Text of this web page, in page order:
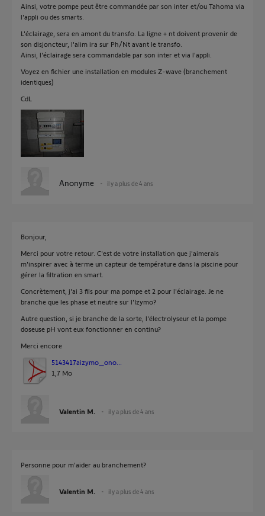
Ainsi, votre pompe peut être commandée par son inter et/ou Tahoma via
l'appli ou des smarts.
L'éclairage, sera en amont du transfo. La ligne + nt doivent provenir de
son disjoncteur, l'alim ira sur Ph/Nt avant le transfo.
Ainsi, l'éclairage sera commandable par son inter et via l'appli.
Voyez en fichier une installation en modules Z-wave (branchement
identiques)
CdL
Anonyme il y a plus de 4 ans
Bonjour,
Merci pour votre retour. C'est de votre installation que j'aimerais
m'inspirer avec à terme un capteur de température dans la piscine pour
gérer la filtration en smart.
Concrètement, j'ai 3 fils pour ma pompe et 2 pour l'éclairage. Je ne
branche que les phase et neutre sur l'Izymo?
Autre question, si je branche de la sorte, l'électrolyseur et la pompe
doseuse pH vont eux fonctionner en continu?
Merci encore
5143417aizymo_ono...
1,7 Mo
Valentin M. il y a plus de 4 ans
Personne pour m'aider au branchement?
Valentin M. il y a plus de 4 ans